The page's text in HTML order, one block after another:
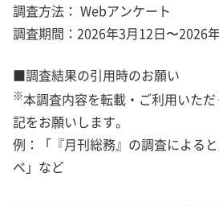
調査方法： Webアンケート
調査期間：2026年3月12日〜2026
■調査結果の引用時のお願い
※本調査内容を転載・ご利用いた
記をお願いします。
例：「『月刊総務』の調査による
べ」など